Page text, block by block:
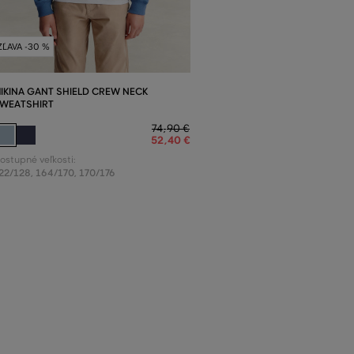
-30 %
GANT SHIELD CREW NECK
74,90 €
52,40 €
veľkosti:
128, 164/170, 170/176